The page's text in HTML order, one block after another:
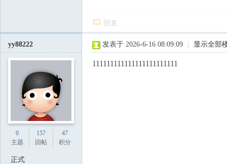
回复
yy88222
0
主题
157
回帖
47
积分
正式
发表于 2026-6-16 08:09:09 显示全部
111111111111111111111111